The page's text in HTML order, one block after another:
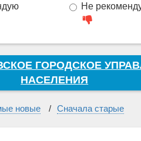
Не
ГОРОДСКОЕ
НАСЕЛЕНИЯ
новые Сначала старые